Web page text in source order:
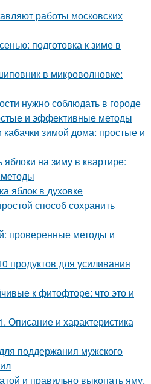
работы московских
подготовка к зиме в
в микроволновке:
нужно соблюдать в городе
и эффективные методы
кабачки зимой дома: простые и
на зиму в квартире:
яблок в духовке
способ сохранить
проверенные методы и
продуктов для усиливания
к фитофторе: что это и
Описание и характеристика
поддержания мужского
и правильно выкопать яму.